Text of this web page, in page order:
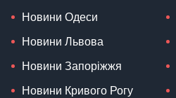
Новини Одеси
Новини Львова
Новини Запоріжжя
Новини Кривого Рогу